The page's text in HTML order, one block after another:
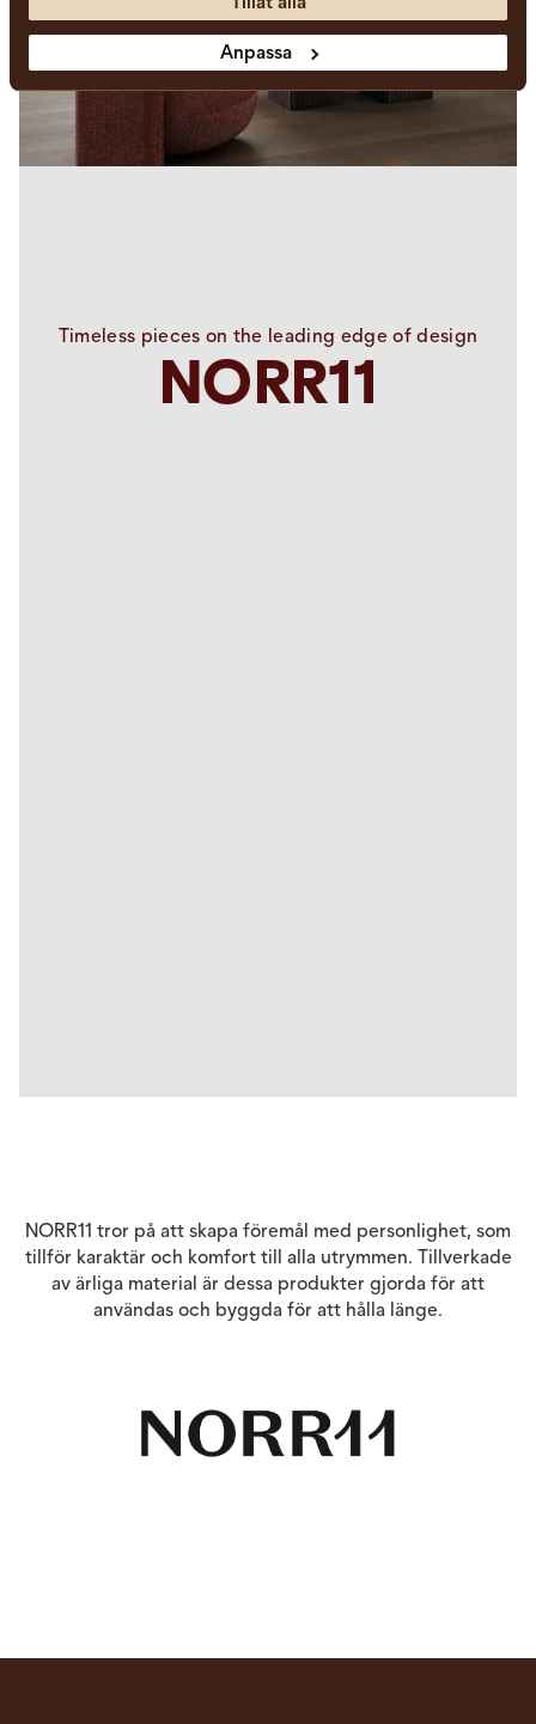
Anpassa
Timeless pieces on the leading edge of design
NORR11
NORR11 tror på att skapa föremål med personlighet, som
tillför karaktär och komfort till alla utrymmen. Tillverkade
av ärliga material är dessa produkter gjorda för att
användas och byggda för att hålla länge.